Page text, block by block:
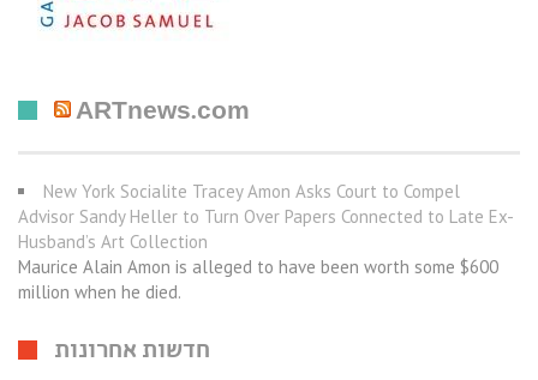
ARTnews.com
New York Socialite Tracey Amon Asks Court to Compel
Advisor Sandy Heller to Turn Over Papers Connected to Late Ex-
Husband’s Art Collection
Maurice Alain Amon is alleged to have been worth some $600
million when he died.
חדשות אחרונות